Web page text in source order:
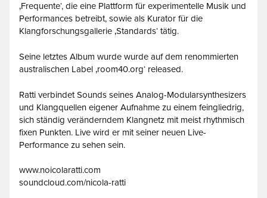
‚Frequente‘, die eine Plattform für experimentelle Musik und
Performances betreibt, sowie als Kurator für die
Klangforschungsgallerie ‚Standards‘ tätig.
Seine letztes Album wurde wurde auf dem renommierten
australischen Label ‚room40.org‘ released.
Ratti verbindet Sounds seines Analog-Modularsynthesizers
und Klangquellen eigener Aufnahme zu einem feingliedrig,
sich ständig veränderndem Klangnetz mit meist rhythmisch
fixen Punkten. Live wird er mit seiner neuen Live-
Performance zu sehen sein.
www.noicolaratti.com
soundcloud.com/nicola-ratti